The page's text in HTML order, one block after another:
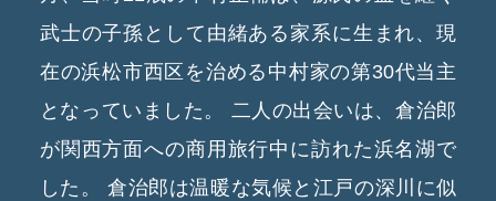
武士の子孫として由緒ある家系に生まれ、現
在の浜松市西区を治める中村家の第30代当主
となっていました。
二人の出会いは、倉治郎
が関西方面への商用旅行中に訪れた浜名湖で
した。
倉治郎は温暖な気候と江戸の深川に似